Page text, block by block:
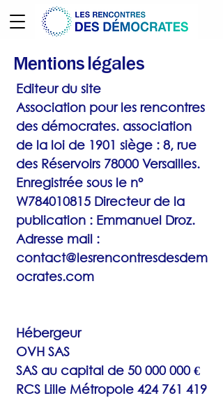
Mentions légales
Editeur du site
Association pour les rencontres
des démocrates. association
de la loi de 1901 siège : 8, rue
des Réservoirs 78000 Versailles.
Enregistrée sous le n°
W784010815 Directeur de la
publication : Emmanuel Droz.
Adresse mail :
contact@lesrencontresdesdem
ocrates.com
Hébergeur
OVH SAS
SAS au capital de 50 000 000€
RCS Lille Métropole 424 761 419